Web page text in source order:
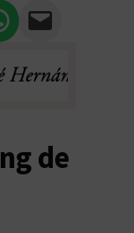
Compartir vía Email
de